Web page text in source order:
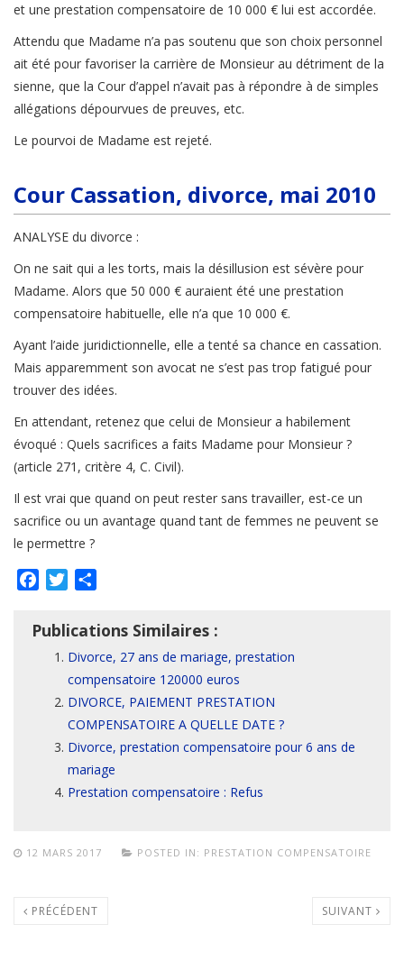
et une prestation compensatoire de 10 000 € lui est accordée.
Attendu que Madame n’a pas soutenu que son choix personnel
ait été pour favoriser la carrière de Monsieur au détriment de la
sienne, que la Cour d’appel n’avait pas à répondre à de simples
allégations dépourvues de preuves, etc.
Le pourvoi de Madame est rejeté.
Cour Cassation, divorce, mai 2010
ANALYSE du divorce :
On ne sait qui a les torts, mais la désillusion est sévère pour
Madame. Alors que 50 000 € auraient été une prestation
compensatoire habituelle, elle n’a que 10 000 €.
Ayant l’aide juridictionnelle, elle a tenté sa chance en cassation.
Mais apparemment son avocat ne s’est pas trop fatigué pour
trouver des idées.
En attendant, retenez que celui de Monsieur a habilement
évoqué : Quels sacrifices a faits Madame pour Monsieur ?
(article 271, critère 4, C. Civil).
Il est vrai que quand on peut rester sans travailler, est-ce un
sacrifice ou un avantage quand tant de femmes ne peuvent se
le permettre ?
FacebookTwitter
Publications Similaires :
Divorce, 27 ans de mariage, prestation
compensatoire 120000 euros
DIVORCE, PAIEMENT PRESTATION
COMPENSATOIRE A QUELLE DATE ?
Divorce, prestation compensatoire pour 6 ans de
mariage
Prestation compensatoire : Refus
12 MARS 2017 POSTED IN: PRESTATION COMPENSATOIRE
PRÉCÉDENT SUIVANT